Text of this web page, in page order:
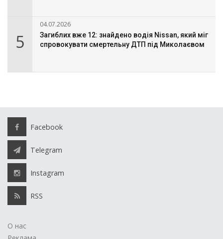
5
04.07.2026
Загиблих вже 12: знайдено водія Nissan, який міг
спровокувати смертельну ДТП під Миколаєвом
Facebook
Telegram
Instagram
RSS
О нас